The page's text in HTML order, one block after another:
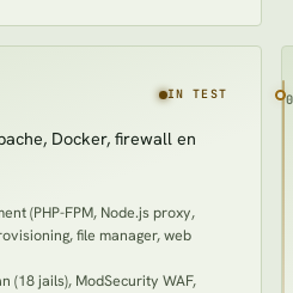
IN TEST
Docker, firewall en
(PHP-FPM, Node.js proxy,
file manager, web
(18 jails), ModSecurity WAF,